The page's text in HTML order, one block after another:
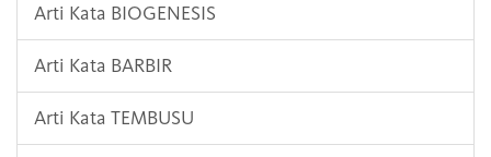
Arti Kata BIOGENESIS
Arti Kata BARBIR
Arti Kata TEMBUSU